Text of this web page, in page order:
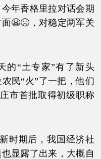
年香格里拉对话会期
😬😖，对稳定两军关
土专家”有了新头
民“火”了一把，他们
市首批取得初级职称
后，我国经济社
显露了出来，大概自